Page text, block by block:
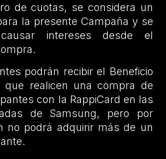
de cuotas, se considera un
la presente Campaña y se
intereses desde el
podrán recibir el Beneficio
que realicen una compra de
con la RappiCard en las
de Samsung, pero por
no podrá adquirir más de un